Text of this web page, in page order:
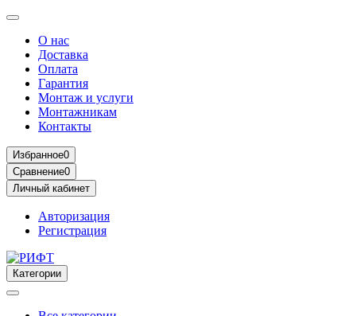
О нас
Доставка
Оплата
Гарантия
Монтаж и услуги
Монтажникам
Контакты
Избранное0
Сравнение0
Личный кабинет
Авторизация
Регистрация
Категории